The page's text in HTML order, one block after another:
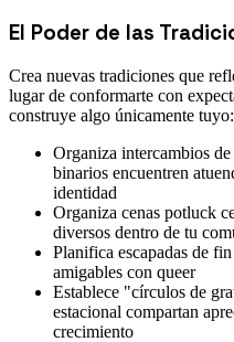
El Poder de las
Crea nuevas tradiciones que
lugar de conformarte con
construye algo únicamente tuyo:
Organiza intercambios
binarios encuentren
identidad
Organiza cenas potluck
diversos dentro de tu
Planifica escapadas de
amigables con queer
Establece "círculos de
estacional compartan
crecimiento